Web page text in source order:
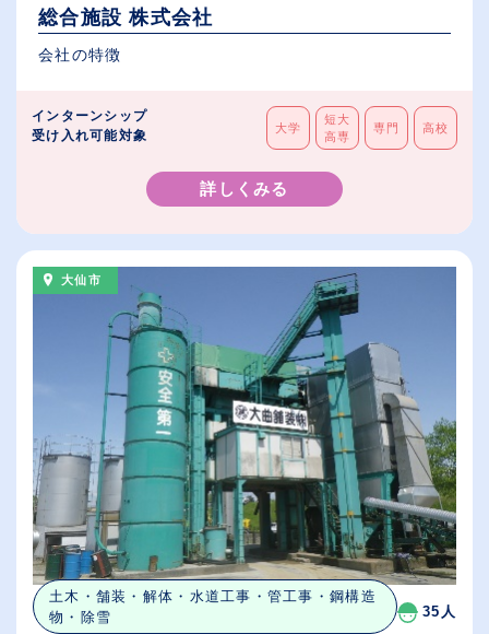
総合施設 株式会社
会社の特徴
インターンシップ
受け入れ可能対象
大学
短大
高専
専門 高校
詳しくみる
大仙市
土木・舗装・解体・水道工事・管工事・鋼構造
物・除雪
35人